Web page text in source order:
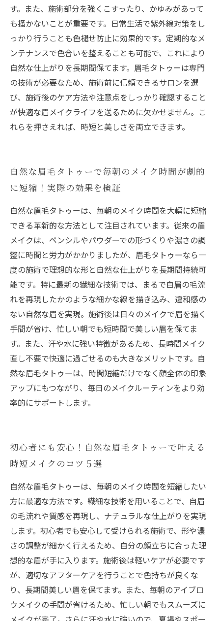
す。また、施術部分を強くこすったり、かゆみがあって
も掻かないことが重要です。日常生活で紫外線対策をし
っかり行うことも色褪せ防止に効果的です。定期的なメ
ンテナンスで色合いを整えることも可能で、これにより
自然な仕上がりを長期間保てます。眉毛タトゥーは専門
の技術が必要なため、施術前に信頼できるサロンを選
び、施術後のケア方法や注意点をしっかり確認すること
が快適な眉メイクライフを送るために欠かせません。こ
れらを押さえれば、時短と美しさを両立できます。
自然な眉毛タトゥーで毎朝のメイク時間が劇的
に短縮！実際の効果を検証
自然な眉毛タトゥーは、毎朝のメイク時間を大幅に短縮
できる革新的な方法として注目されています。従来の眉
メイクは、ペンシルやパウダーでの形づくりや濃さの調
整に時間と労力がかかりましたが、眉毛タトゥーなら一
度の施術で理想的な形と自然な仕上がりを長期間持続可
能です。特に最新の繊細な技術では、まるで自眉の毛流
れを再現したかのような細かな線を描き込み、違和感の
ない自然な眉を実現。施術後は日々のメイクで眉を描く
手間が省け、忙しい朝でも短時間で美しい眉を保てま
す。また、汗や水に強い特徴があるため、長時間メイク
直し不要で快適に過ごせるのも大きなメリットです。自
然な眉毛タトゥーは、時間短縮だけでなく顔全体の印象
アップにもつながり、毎日のメイクルーティンをより効
率的にサポートします。
初心者にも安心！自然な眉毛タトゥーで叶える
時短メイクのコツ５選
自然な眉毛タトゥーは、毎朝のメイク時間を短縮したい
方に最適な方法です。繊細な技術を用いることで、自眉
の毛流れや質感を再現し、ナチュラルな仕上がりを実現
します。初心者でも安心して受けられる施術で、形や濃
さの調整が細かく行えるため、自分の顔立ちに合った理
想的な眉が手に入ります。施術後は軽いケアが必要です
が、適切なアフターケアを行うことで色持ちが良くな
り、長期間美しい眉を保てます。また、毎朝のアイブロ
ウメイクの手間が省けるため、忙しい朝でもスムーズに